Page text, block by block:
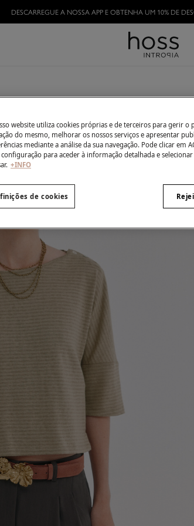
DESCARREGUE A NOSSA APP E OBTENHA UM 10% DE
website utiliza cookies próprias e de terceiros para gerir
do mesmo, melhorar os nossos serviços e apresentar
mediante a análise da sua navegação. Pode clicar em
para aceder à informação detalhada e
+INFO
de cookies